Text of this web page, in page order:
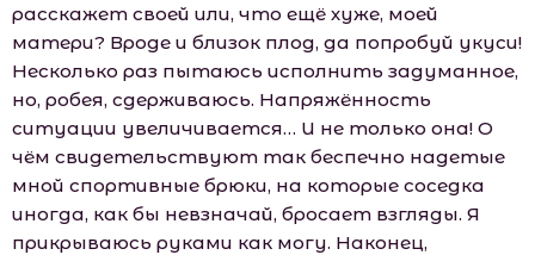
расскажет своей или, что ещё хуже, моей
матери? Вроде и близок плод, да попробуй укуси!
Несколько раз пытаюсь исполнить задуманное,
но, робея, сдерживаюсь. Напряжённость
ситуации увеличивается… И не только она! О
чём свидетельствуют так беспечно надетые
мной спортивные брюки, на которые соседка
иногда, как бы невзначай, бросает взгляды. Я
прикрываюсь руками как могу. Наконец,